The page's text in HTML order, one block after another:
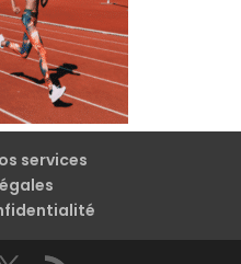
services